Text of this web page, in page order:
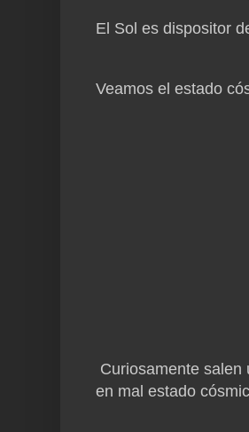
El Sol es dispositor
Veamos el estado
Curiosamente salen
en mal estado